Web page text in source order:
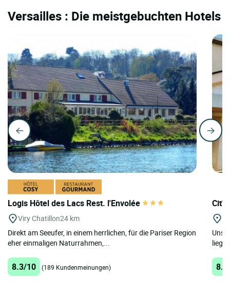
Versailles : Die meistgebuchten Hotels
Logis Hôtel des Lacs Rest. l'Envolée
Viry Chatillon24 km
Direkt am Seeufer, in einem herrlichen, für die Pariser Region
eher einmaligen Naturrahmen,...
8.3/10 (189 Kundenmeinungen)
liegt